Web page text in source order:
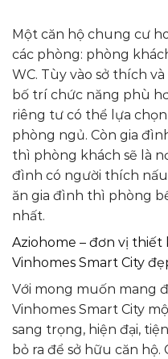
Một căn hộ chung cư
các phòng: phòng
WC. Tùy vào sở thích
bố trí chức năng phù
riêng tư có thể lựa
phòng ngủ. Còn gia
thì phòng khách sẽ là
đình có người thích
ăn gia đình thì phòng
nhất.
Aziohome – đơn vị
Vinhomes Smart City
Với mong muốn mang
Vinhomes Smart City
sang trọng, hiện đại,
bỏ ra để sở hữu căn